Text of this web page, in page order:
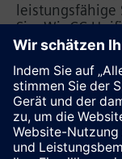
Sie, WinCC
Panels sowie
persönlichen
der neuen